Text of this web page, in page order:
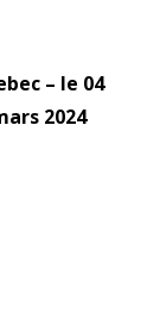
– le 04
2024